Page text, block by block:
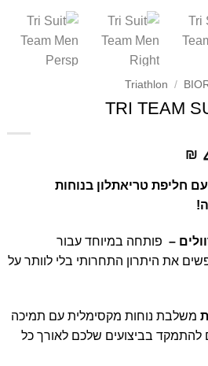
/
Triathlon
TRI TEAM
₪
לתוכן
חליפת טריאתלון בנוחות
– פותחה במיוחד עבור
את היתרון התחרותי בלי לוותר על
משלבת נוחות מקסימלית עם תמיכה
בביצועים שלכם לאורך כל